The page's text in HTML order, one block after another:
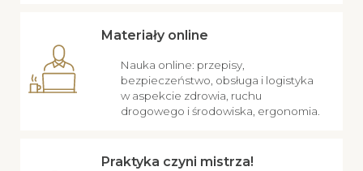
Materiały online
Nauka online: przepisy,
bezpieczeństwo, obsługa i logistyka
w aspekcie zdrowia, ruchu
drogowego i środowiska, ergonomia.
Praktyka czyni mistrza!